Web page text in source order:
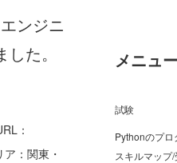
ンジニ
た。
：
：関東・
メニュー
試験
Pythonのプ
スキルマップ